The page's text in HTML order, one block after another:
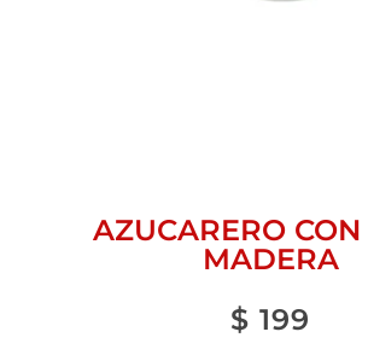
AZUCARERO CON
MADERA
$ 199